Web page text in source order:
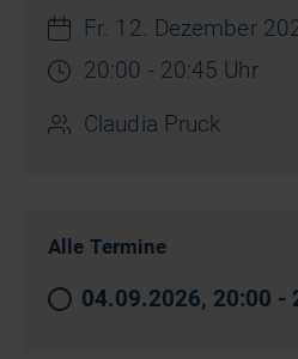
Fr. 12. Dezember
20:00 - 20:45 Uhr
Claudia Pruck
Alle Termine
04.09.2026, 20:00 -